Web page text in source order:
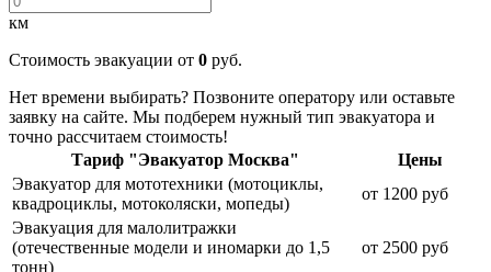
км
Стоимость эвакуации от 0 руб.
Нет времени выбирать? Позвоните оператору или оставьте
заявку на сайте. Мы подберем нужный тип эвакуатора и
точно рассчитаем стоимость!
Тариф "Эвакуатор Москва"
Цены
Эвакуатор для мототехники (мотоциклы,
квадроциклы, мотоколяски, мопеды)
от 1200 руб
Эвакуация для малолитражки
(отечественные модели и иномарки до 1,5
тонн)
от 2500 руб